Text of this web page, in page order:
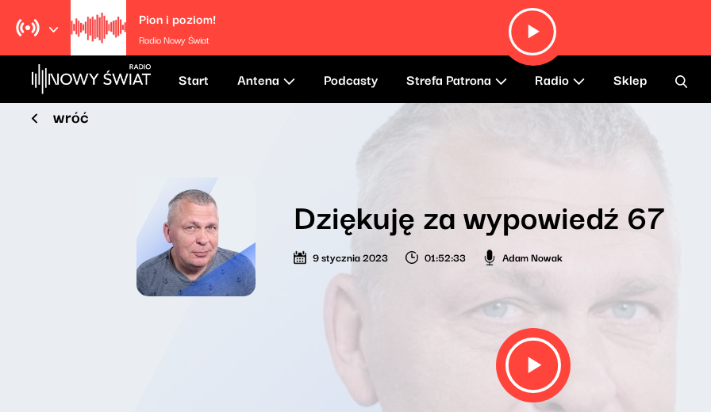
Pion i poziom!
Radio Nowy Świat
Start Antena Podcasty Strefa Patrona Radio Sklep
wróć
Dziękuję za wypowiedź 67
9 stycznia 2023 01:52:33 Adam Nowak